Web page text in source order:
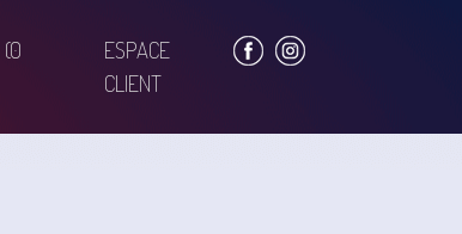
(0
ESPACE
CLIENT